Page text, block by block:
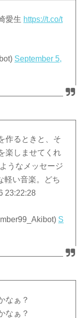
愛生 https://t.co/t
September 5,
作るときと、そ
楽しませてくれ
うなメッセージ
軽い音楽。どち
23:22:28
S
なぁ？
なぁ？